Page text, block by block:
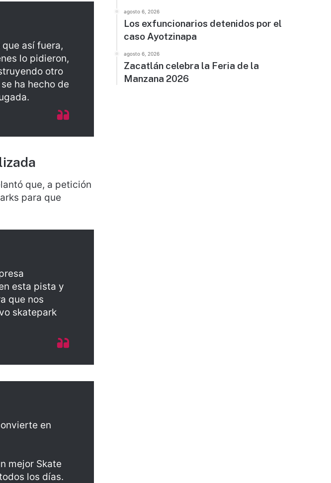
así fuera,
lo pidieron,
otro
ha hecho de
que, a petición
para que
esta pista y
que nos
skatepark
en
mejor Skate
los días.
agosto 6, 2026
Los exfuncionarios detenidos por el
caso Ayotzinapa
agosto 6, 2026
Zacatlán celebra la Feria de la
Manzana 2026